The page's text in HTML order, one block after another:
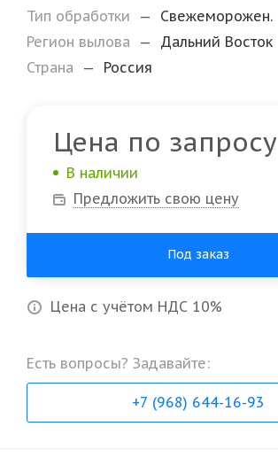
Тип обработки
—
Свежеморожен.
Регион вылова
—
Дальний Восток
Страна
— Россия
Цена по запросу
В наличии
Предложить свою цену
Под заказ
Цена с учётом НДС 10%
Есть вопросы? Задавайте:
+7 (968) 644-16-93